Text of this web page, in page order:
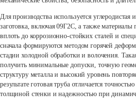
Для производства используется углеродистая
заготовка, включая 09Г2С, а также материалы
вплоть до коррозионно-стойких сталей и
сначала формируются методом горячей
стадии холодной обработки и волочения.
получить минимальные допуски, точную
структуру металла и высокий уровень
результате готовая труба отличается
толщиной стенки и надежностью при